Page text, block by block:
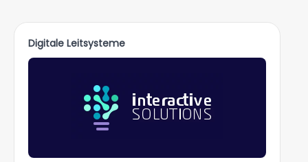
Digitale Leitsysteme